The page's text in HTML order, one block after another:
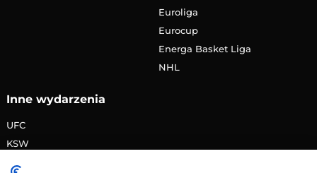
Euroliga
Eurocup
Energa Basket Liga
NHL
Inne wydarzenia
UFC
KSW